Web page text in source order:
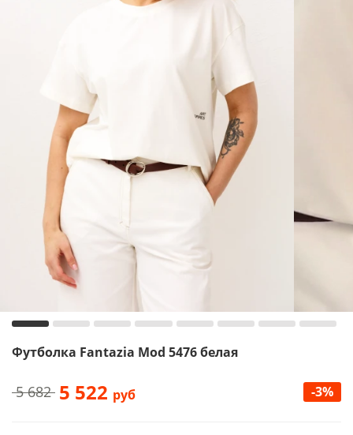
Футболка Fantazia Mod 5476 белая
5 682 5 522 руб -3%